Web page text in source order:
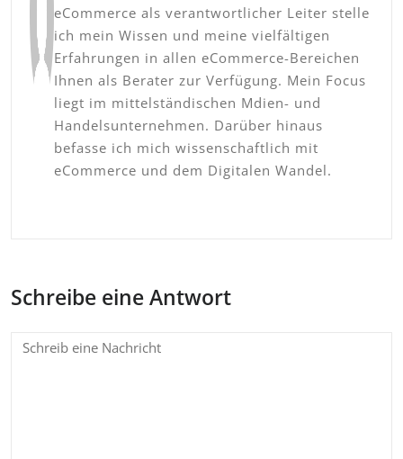
eCommerce als verantwortlicher Leiter stelle
ich mein Wissen und meine vielfältigen
Erfahrungen in allen eCommerce-Bereichen
Ihnen als Berater zur Verfügung. Mein Focus
liegt im mittelständischen Mdien- und
Handelsunternehmen. Darüber hinaus
befasse ich mich wissenschaftlich mit
eCommerce und dem Digitalen Wandel.
Schreibe eine Antwort